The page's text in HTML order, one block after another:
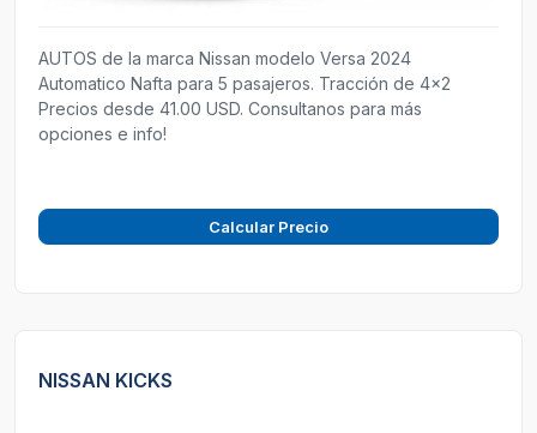
AUTOS de la marca Nissan modelo Versa 2024
Automatico Nafta para 5 pasajeros. Tracción de 4x2
Precios desde 41.00 USD. Consultanos para más
opciones e info!
Calcular Precio
NISSAN KICKS